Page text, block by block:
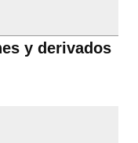
y derivados